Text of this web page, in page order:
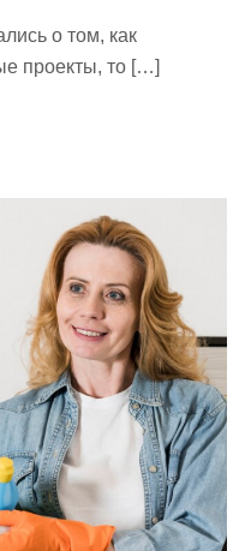
о том, как
проекты, то […]